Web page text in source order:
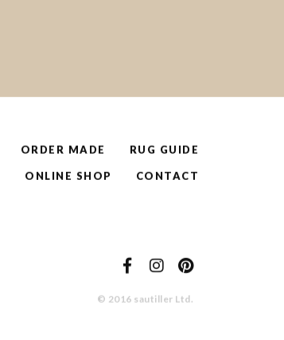
ORDER MADE RUG GUIDE
ONLINE SHOP CONTACT
© 2016 sautiller Ltd.